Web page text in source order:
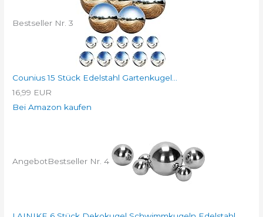
Bestseller Nr. 3
Counius 15 Stück Edelstahl Gartenkugel...
16,99 EUR
Bei Amazon kaufen
AngebotBestseller Nr. 4